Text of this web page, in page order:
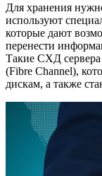
Для хранения
используют
которые дают
перенести
Такие СХД
(Fibre Channel),
дискам, а также